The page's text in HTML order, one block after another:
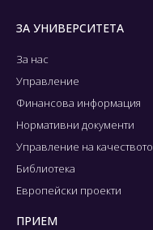
ЗА УНИВЕРСИТЕТА
За нас
Управление
Финансова информация
Нормативни документи
Управление на качеството
Библиотека
Европейски проекти
ПРИЕМ